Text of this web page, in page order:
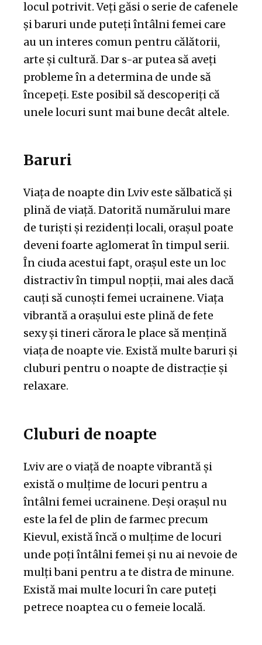
locul potrivit. Veți găsi o serie de cafenele
și baruri unde puteți întâlni femei care
au un interes comun pentru călătorii,
arte și cultură. Dar s-ar putea să aveți
probleme în a determina de unde să
începeți. Este posibil să descoperiți că
unele locuri sunt mai bune decât altele.
Baruri
Viața de noapte din Lviv este sălbatică și
plină de viață. Datorită numărului mare
de turiști și rezidenți locali, orașul poate
deveni foarte aglomerat în timpul serii.
În ciuda acestui fapt, orașul este un loc
distractiv în timpul nopții, mai ales dacă
cauți să cunoști femei ucrainene. Viața
vibrantă a orașului este plină de fete
sexy și tineri cărora le place să mențină
viața de noapte vie. Există multe baruri și
cluburi pentru o noapte de distracție și
relaxare.
Cluburi de noapte
Lviv are o viață de noapte vibrantă și
există o mulțime de locuri pentru a
întâlni femei ucrainene. Deși orașul nu
este la fel de plin de farmec precum
Kievul, există încă o mulțime de locuri
unde poți întâlni femei și nu ai nevoie de
mulți bani pentru a te distra de minune.
Există mai multe locuri în care puteți
petrece noaptea cu o femeie locală.